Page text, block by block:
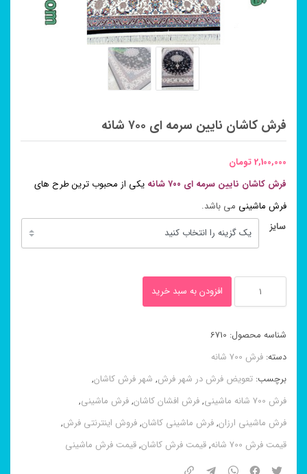
فرش کاشان نایین سرمه ای ۷۰۰ شانه
2,100,000تومان
فرش کاشان نایین سرمه ای ۷۰۰ شانه
یکی از محبوب ترین طرح های
فرش ماشینی می باشد.
سایز
کاشان
نایین
سرمه
ای
۷۰۰
شانه
عدد
افزودن به سبد خرید
شناسه محصول: 6710
دسته: فرش 700 شانه
برچسب: تعویض فرش در شهر فرش, شهر فرش کاشان,
فرش 700 شانه ماشینی
,فرش افشان کاشان,فرش ماشینی,
فرش ماشینی ارزان,فرش ماشینی کاشان,فروش اینترنتی فرش,
قیمت فرش 700 شانه
,قیمت فرش کاشان,قیمت فرش ماشینی